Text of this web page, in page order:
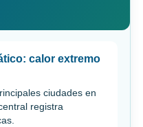
calor extremo
ciudades en
registra